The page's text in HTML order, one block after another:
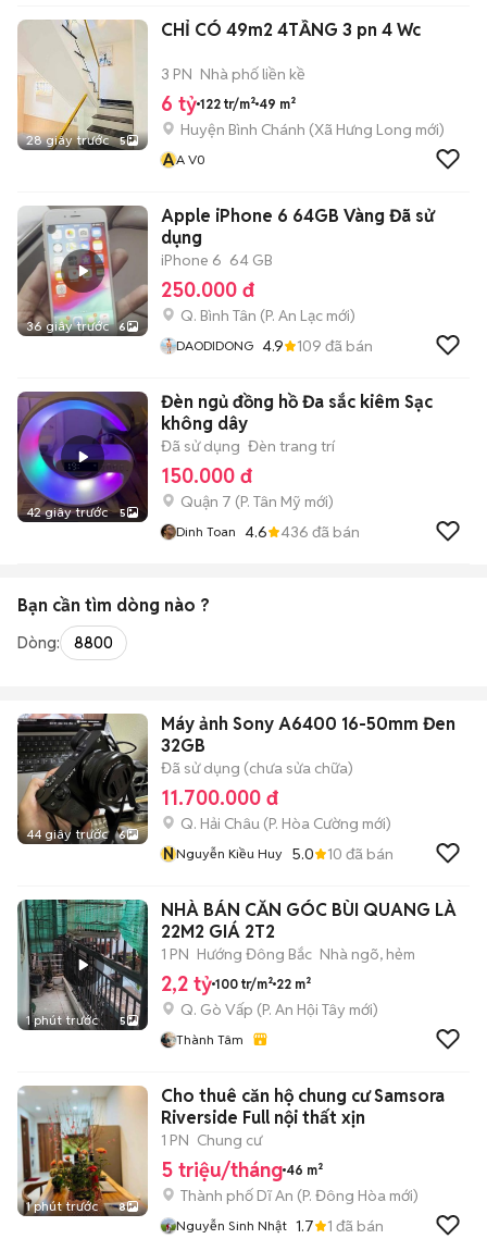
28 giây trước 5
CHỈ CÓ 49m2 4TẦNG 3 pn 4 Wc
3 PN Nhà phố liền kề
6 tỷ 122 tr/m² 49 m²
Huyện Bình Chánh (Xã Hưng Long mới)
AA V0
36 giây trước 6
Apple iPhone 6 64GB Vàng Đã sử
dụng
iPhone 6 64 GB
250.000 đ
Q. Bình Tân (P. An Lạc mới)
DAODIDONG 4.9 109 đã bán
42 giây trước 5
Đèn ngủ đồng hồ Đa sắc kiêm Sạc
không dây
Đã sử dụng Đèn trang trí
150.000 đ
Quận 7 (P. Tân Mỹ mới)
Dinh Toan 4.6 436 đã bán
Bạn cần tìm dòng nào ?
Dòng: 8800
44 giây trước 6
Máy ảnh Sony A6400 16-50mm Đen
32GB
Đã sử dụng (chưa sửa chữa)
11.700.000 đ
Q. Hải Châu (P. Hòa Cường mới)
NNguyễn Kiều Huy 5.0 10 đã bán
1 phút trước 5
NHÀ BÁN CĂN GÓC BÙI QUANG LÀ
22M2 GIÁ 2T2
1 PN Hướng Đông Bắc Nhà ngõ, hẻm
2,2 tỷ 100 tr/m² 22 m²
Q. Gò Vấp (P. An Hội Tây mới)
Thành Tâm
1 phút trước 8
Cho thuê căn hộ chung cư Samsora
Riverside Full nội thất xịn
1 PN Chung cư
5 triệu/tháng 46 m²
Thành phố Dĩ An (P. Đông Hòa mới)
Nguyễn Sinh Nhật 1.7 1 đã bán